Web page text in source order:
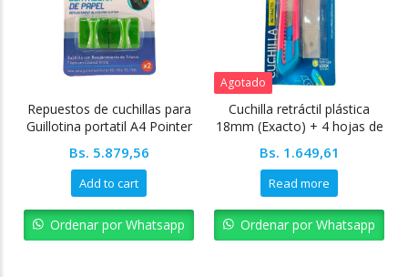
Repuestos de cuchillas para
Guillotina portatil A4 Pointer
Bs. 5.879,56
Add to cart
Ordenar por Whatsapp
Agotado
Cuchilla retráctil plástica
18mm (Exacto) + 4 hojas de
Bs. 1.649,61
Read more
Ordenar por Whatsapp